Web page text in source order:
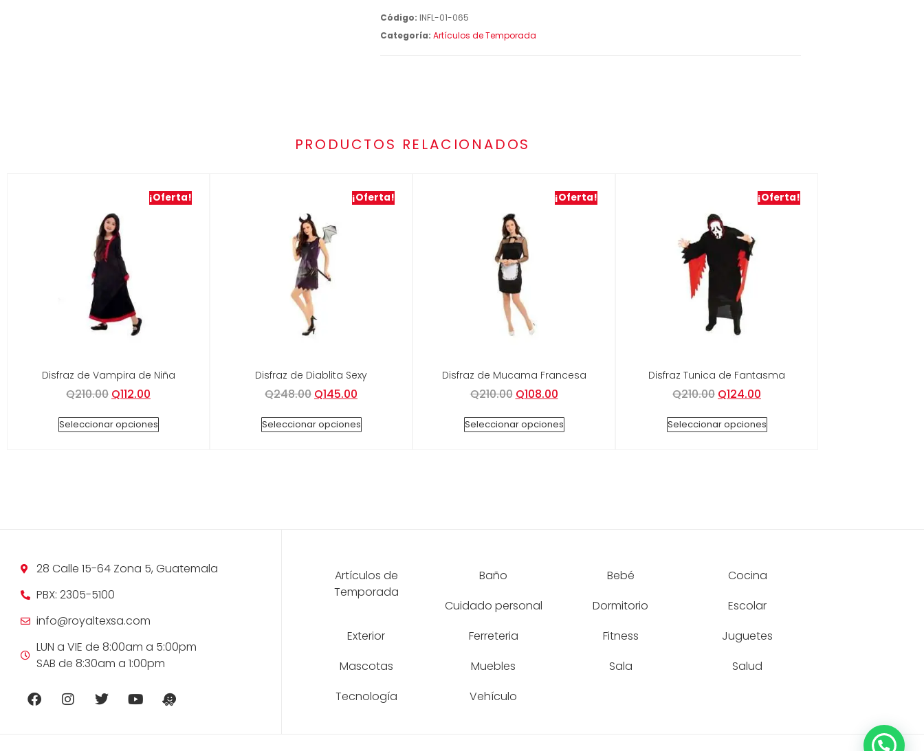
Código: INFL-01-065
Categoría: Artículos de Temporada
PRODUCTOS RELACIONADOS
¡Oferta!
Disfraz de Vampira de Niña
Q210.00 Q112.00
Seleccionar opciones
¡Oferta!
Disfraz de Diablita Sexy
Q248.00 Q145.00
Seleccionar opciones
¡Oferta!
Disfraz de Mucama Francesa
Q210.00 Q108.00
Seleccionar opciones
¡Oferta!
Disfraz Tunica de Fantasma
Q210.00 Q124.00
Seleccionar opciones
28 Calle 15-64 Zona 5, Guatemala
PBX: 2305-5100
info@royaltexsa.com
LUN a VIE de 8:00am a 5:00pm
SAB de 8:30am a 1:00pm
Artículos de
Temporada
Baño Bebé
Cocina
Cuidado personal
Dormitorio
Escolar
Exterior
Ferreteria Fitness
Juguetes
Mascotas
Muebles Sala
Salud
Tecnología
Vehículo